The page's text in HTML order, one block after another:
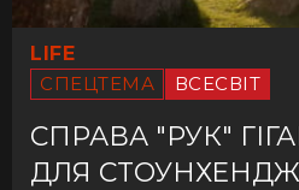
LIFE
СПЕЦТЕМА
ВСЕСВІТ
СПРАВА "РУК"
ДЛЯ